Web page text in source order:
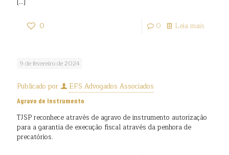
0 0 Leia mais
9 de fevereiro de 2024
Publicado por EFS Advogados Associados
Agravo de Instrumento
TJSP reconhece através de agravo de instrumento autorização
para a garantia de execução fiscal através da penhora de
precatórios.